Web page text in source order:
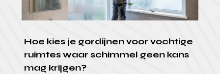
Hoe kies je gordijnen voor vochtige
ruimtes waar schimmel geen kans
mag krijgen?